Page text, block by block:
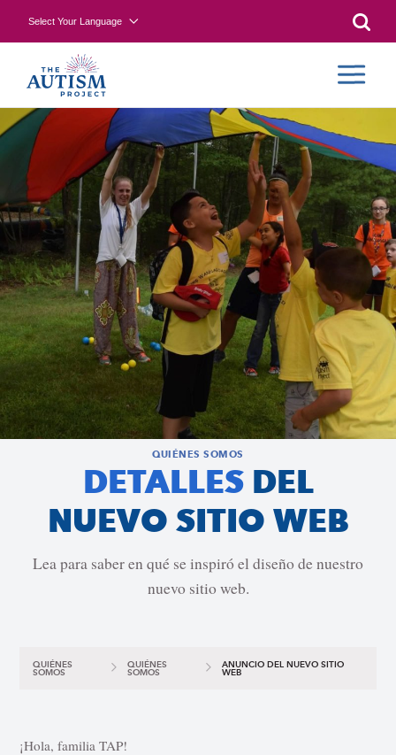
Select Your Language
QUIÉNES SOMOS
DETALLESDEL
NUEVO SITIO WEB
Lea para saber en qué se inspiró el diseño de nuestro
nuevo sitio web.
QUIÉNES
SOMOS
QUIÉNES
SOMOS
ANUNCIO DEL NUEVO SITIO
WEB
¡Hola, familia TAP!